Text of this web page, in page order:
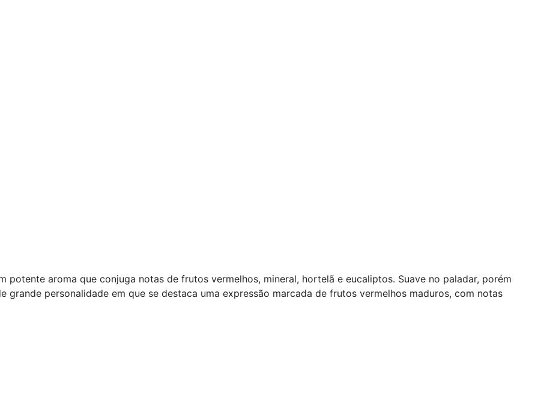
potente aroma que conjuga notas de frutos vermelhos, mineral, hortelã e eucaliptos. Suave no paladar, porém
personalidade em que se destaca uma expressão marcada de frutos vermelhos maduros, com notas